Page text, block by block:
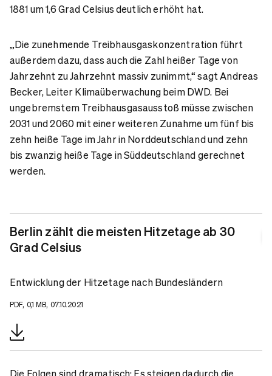
1881 um 1,6 Grad Celsius deutlich erhöht hat.
„Die zunehmende Treibhausgaskonzentration führt
außerdem dazu, dass auch die Zahl heißer Tage von
Jahrzehnt zu Jahrzehnt massiv zunimmt,“ sagt Andreas
Becker, Leiter Klimaüberwachung beim DWD. Bei
ungebremstem Treibhausgasausstoß müsse zwischen
2031 und 2060 mit einer weiteren Zunahme um fünf bis
zehn heiße Tage im Jahr in Norddeutschland und zehn
bis zwanzig heiße Tage in Süddeutschland gerechnet
werden.
Berlin zählt die meisten Hitzetage ab 30
Grad Celsius
Entwicklung der Hitzetage nach Bundesländern
PDF, 0,1 MB, 07.10.2021
Die Folgen sind dramatisch: Es steigen dadurch die